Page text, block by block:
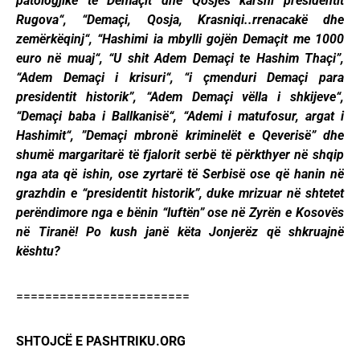
Rugova“, “Demaçi, Qosja, Krasniqi..rrenacakë dhe
zemërkëqinj“, “Hashimi ia mbylli gojën Demaçit me 1000
euro në muaj“, “U shit Adem Demaçi te Hashim Thaçi”,
“Adem Demaçi i krisuri“, “i çmenduri Demaçi para
presidentit historik”, “Adem Demaçi vëlla i shkijeve“,
“Demaçi baba i Ballkanisë“, “Ademi i matufosur, argat i
Hashimit“, ”Demaçi mbronë kriminelët e Qeverisë” dhe
shumë margaritarë të fjalorit serbë të përkthyer në shqip
nga ata që ishin, ose zyrtarë të Serbisë ose që hanin në
grazhdin e “presidentit historik”, duke mrizuar në shtetet
perëndimore nga e bënin “luftën” ose në Zyrën e Kosovës
në Tiranë! Po kush janë këta Jonjerëz që shkruajnë
kështu?
========================
SHTOJCË E PASHTRIKU.ORG